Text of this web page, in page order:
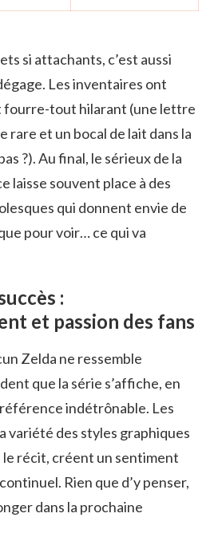
si attachants, c’est aussi
Les inventaires ont
fourre-tout hilarant (une lettre
rare et un bocal de lait dans la
?). Au final, le sérieux de la
laisse souvent place à des
qui donnent envie de
pour voir… ce qui va
:
et passion des fans
Zelda ne ressemble
que la série s’affiche, en
indétrônable. Les
variété des styles graphiques
le récit, créent un sentiment
Rien que d’y penser,
dans la prochaine